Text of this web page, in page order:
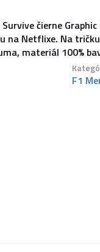
čierne
na Netflixe. Na
materiál 100%
F1